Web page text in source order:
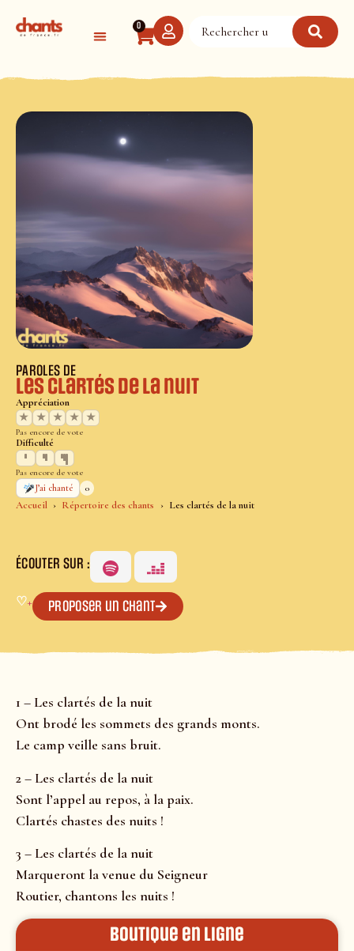
0
Accueil Répertoire des chants Les clartés de la nuit
PAROLES DE
Les clartés de la nuit
Appréciation
★
★ ★ ★ ★
Pas encore de vote
Difficulté
Pas encore de vote
J’ai chanté
0
ÉCOUTER SUR :
♡+ Proposer un chant
1 – Les clartés de la nuit
Ont brodé les sommets des grands monts.
Le camp veille sans bruit.
2 – Les clartés de la nuit
Sont l’appel au repos, à la paix.
Clartés chastes des nuits !
3 – Les clartés de la nuit
Marqueront la venue du Seigneur
Routier, chantons les nuits !
Boutique en ligne